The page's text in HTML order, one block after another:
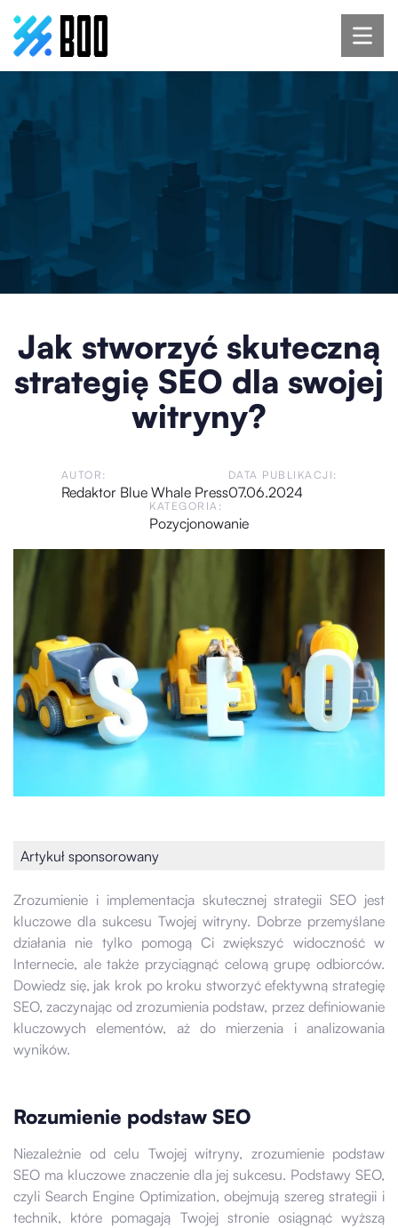
Jak stworzyć skuteczną
strategię SEO dla swojej
witryny?
AUTOR:
Redaktor Blue Whale Press
DATA PUBLIKACJI:
07.06.2024
KATEGORIA:
Pozycjonowanie
Artykuł sponsorowany
Zrozumienie i implementacja skutecznej strategii SEO jest
kluczowe dla sukcesu Twojej witryny. Dobrze przemyślane
działania nie tylko pomogą Ci zwiększyć widoczność w
Internecie, ale także przyciągnąć celową grupę odbiorców.
Dowiedz się, jak krok po kroku stworzyć efektywną strategię
SEO, zaczynając od zrozumienia podstaw, przez definiowanie
kluczowych elementów, aż do mierzenia i analizowania
wyników.
Rozumienie podstaw SEO
Niezależnie od celu Twojej witryny, zrozumienie podstaw
SEO ma kluczowe znaczenie dla jej sukcesu. Podstawy SEO,
czyli Search Engine Optimization, obejmują szereg strategii i
technik, które pomagają Twojej stronie osiągnąć wyższą